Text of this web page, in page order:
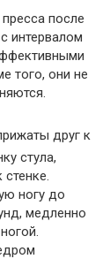
после
интервалом
того, они не
друг к
стула,
ногу до
медленно